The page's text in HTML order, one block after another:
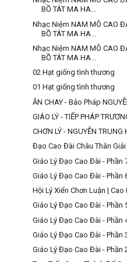
BỒ TÁT MA HA...
Nhạc Niệm NAM MÔ CAO
BỒ TÁT MA HA...
Nhạc Niệm NAM MÔ CAO
BỒ TÁT MA HA...
02 Hạt giống tình thương
01 Hạt giống tình thương
ĂN CHAY - Bảo Pháp
GIÁO LÝ - TIẾP PHÁP
CHƠN LÝ - NGUYỄN TRUNG
Đạo Cao Đài Châu Thân
Giáo Lý Đạo Cao Đài - Phần
Giáo Lý Đạo Cao Đài - Phần
Hội Lý Xiển Chơn Luận |
Giáo Lý Đạo Cao Đài - Phần
Giáo Lý Đạo Cao Đài - Phần
Giáo Lý Đạo Cao Đài - Phần
Giáo Lý Đạo Cao Đài - Phần